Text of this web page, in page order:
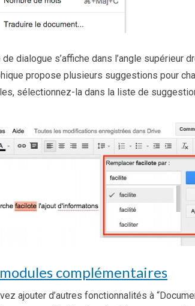
dialogue s’affiche dans l’angle supérieur
propose plusieurs suggestions pour
sélectionnez-la dans la liste de
complémentaires
ajouter d’autres fonctionnalités à